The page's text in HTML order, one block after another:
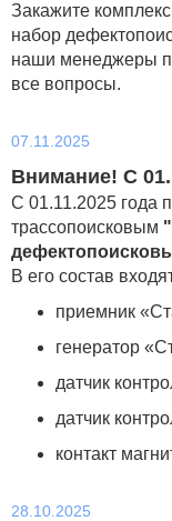
Закажите
набор
наши менеджеры
все вопросы.
07.11.2025
Внимание! С
С 01.11.2025 года
трассопоисковым
В его состав
приемник
генератор
датчик
датчик
контакт
28.10.2025